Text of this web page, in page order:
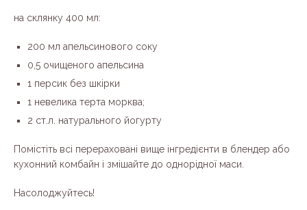
на склянку 400 мл:
200 мл апельсинового соку
0,5 очищеного апельсина
1 персик без шкірки
1 невелика терта морква;
2 ст.л. натурального йогурту
Помістіть всі перераховані вище інгредієнти в блендер або
кухонний комбайн і змішайте до однорідної маси.
Насолоджуйтесь!